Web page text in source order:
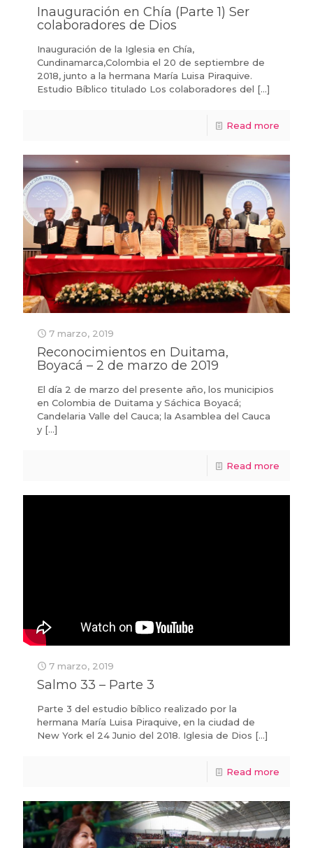
Inauguración en Chía (Parte 1) Ser
colaboradores de Dios
Inauguración de la Iglesia en Chía,
Cundinamarca,Colombia el 20 de septiembre de
2018, junto a la hermana María Luisa Piraquive.
Estudio Bíblico titulado Los colaboradores del […]
Read more
7 marzo, 2019
Reconocimientos en Duitama,
Boyacá – 2 de marzo de 2019
El día 2 de marzo del presente año, los municipios
en Colombia de Duitama y Sáchica Boyacá;
Candelaria Valle del Cauca; la Asamblea del Cauca
y […]
Read more
7 marzo, 2019
Salmo 33 – Parte 3
Parte 3 del estudio bíblico realizado por la
hermana María Luisa Piraquive, en la ciudad de
New York el 24 Junio del 2018. Iglesia de Dios […]
Read more